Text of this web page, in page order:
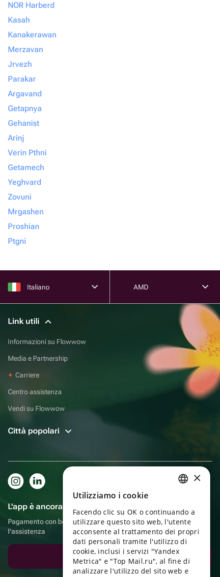
NOR Harberd
Kasah
Kanakerawan
Merzavan
Jrvezh
Parakar
Argavand
Getapnya
Gehanist
Arinj
Verin Pthni
Getamech
Yeghvard
Zovuni
Mrgashen
Proshian
Ptgni
Italiano AMD
Link utili
Informazioni su Flowwow
Media e Partnership
Carriere
Centro assistenza
Vendi su Flowwow
Città popolari
L'app è ancora più comoda!
Pagamento con bonus, autoconsegna, comoda chat con
l'assistenza
Scarica l'app
ENGLISH
UKRAINIAN
PORTUGUESE
SPANISH
×
Utilizziamo i cookie
Facendo clic su OK o continuando a
utilizzare questo sito web, l'utente
acconsente al trattamento dei propri
dati personali tramite l'utilizzo di
cookie, inclusi i servizi "Yandex
Metrica" e "Top Mail.ru", al fine di
analizzare l'utilizzo del sito web e